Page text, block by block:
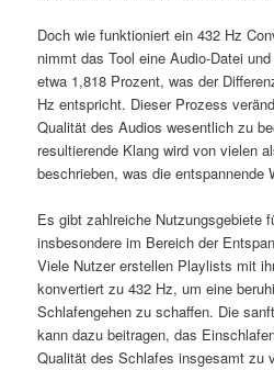
Doch wie funktioniert ein 432 Hz
nimmt das Tool eine Audio-Datei
etwa 1,818 Prozent, was der
Hz entspricht. Dieser Prozess
Qualität des Audios wesentlich zu
resultierende Klang wird von vielen
beschrieben, was die entspannende
Es gibt zahlreiche Nutzungsgebiete
insbesondere im Bereich der
Viele Nutzer erstellen Playlists mit
konvertiert zu 432 Hz, um eine
Schlafengehen zu schaffen. Die
kann dazu beitragen, das
Qualität des Schlafes insgesamt zu